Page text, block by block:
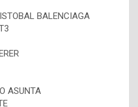
BALENCIAGA
ASUNTA